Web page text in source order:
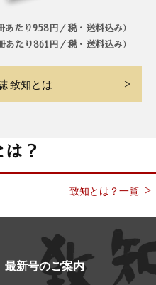
たり958円／税・送料込み）
たり861円／税・送料込み）
致知とは
？
致知とは？一覧
最新号のご案内